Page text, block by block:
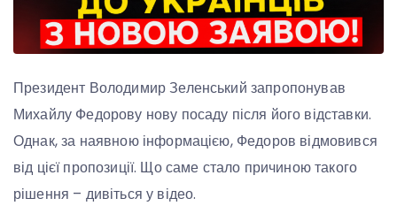
Президент Володимир Зеленський запропонував
Михайлу Федорову нову посаду після його відставки.
Однак, за наявною інформацією, Федоров відмовився
від цієї пропозиції. Що саме стало причиною такого
рішення – дивіться у відео.